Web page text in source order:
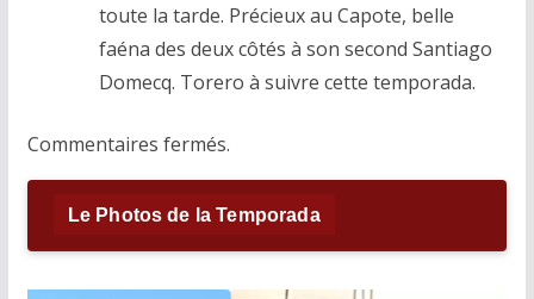
toute la tarde. Précieux au Capote, belle
faéna des deux côtés à son second Santiago
Domecq. Torero à suivre cette temporada.
Commentaires fermés.
Le Photos de la Temporada